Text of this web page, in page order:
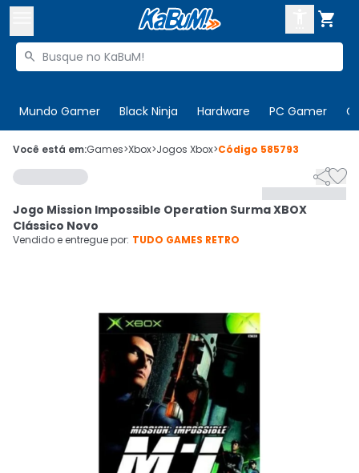

Buscar produtos

Mundo Gamer Black Ninja Hardware PC Gamer
 Olá. Acesse sua conta
 Departamentos
Cupons
CADASTRE-SE
Você está em:Games>Xbox>Jogos Xbox>Código 585793

Jogo Mission Impossible Operation Surma XBOX
Clássico Novo
Vendido e entregue por: TUDO GAMES RETRO